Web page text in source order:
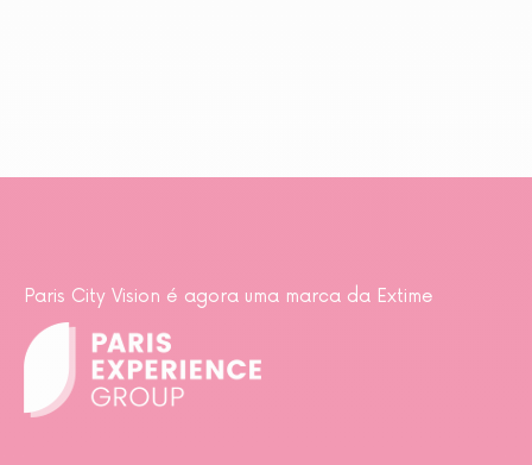
Paris City Vision é agora uma marca da Extime